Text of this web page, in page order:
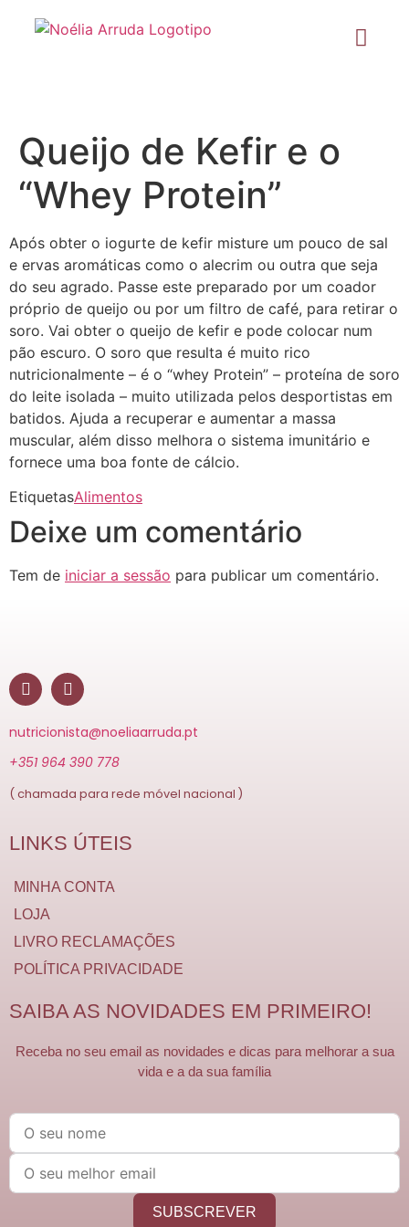
Queijo de Kefir e o
“Whey Protein”
Após obter o iogurte de kefir misture um pouco de sal
e ervas aromáticas como o alecrim ou outra que seja
do seu agrado. Passe este preparado por um coador
próprio de queijo ou por um filtro de café, para retirar o
soro. Vai obter o queijo de kefir e pode colocar num
pão escuro. O soro que resulta é muito rico
nutricionalmente – é o “whey Protein” – proteína de soro
do leite isolada – muito utilizada pelos desportistas em
batidos. Ajuda a recuperar e aumentar a massa
muscular, além disso melhora o sistema imunitário e
fornece uma boa fonte de cálcio.
EtiquetasAlimentos
Deixe um comentário
Tem de iniciar a sessão para publicar um comentário.
nutricionista@noeliaarruda.pt
+351 964 390 778
( chamada para rede móvel nacional )
LINKS ÚTEIS
MINHA CONTA
LOJA
LIVRO RECLAMAÇÕES
POLÍTICA PRIVACIDADE
SAIBA AS NOVIDADES EM PRIMEIRO!
Receba no seu email as novidades e dicas para melhorar a sua
vida e a da sua família
SUBSCREVER